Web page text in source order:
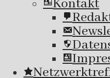
Kontakt